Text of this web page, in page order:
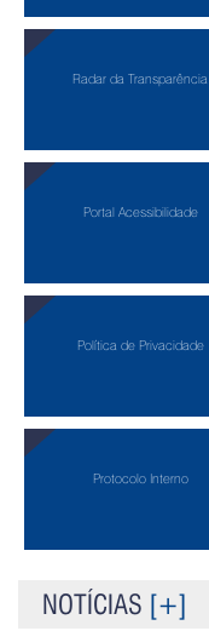
Radar da Transparência
Portal Acessibilidade
Política de Privacidade
Protocolo Interno
NOTÍCIAS [+]